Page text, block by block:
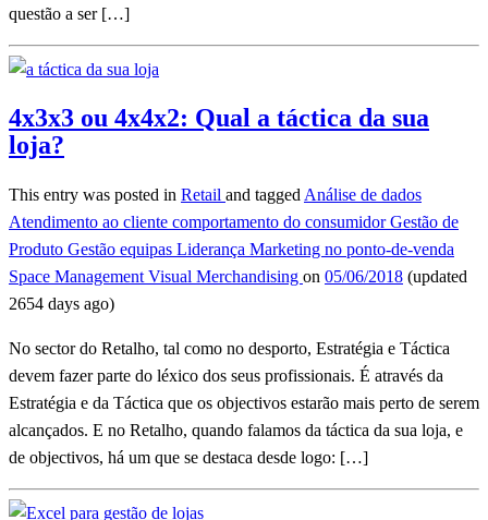
questão a ser […]
4x3x3 ou 4x4x2: Qual a táctica da sua
loja?
This entry was posted in Retail and tagged Análise de dados
Atendimento ao cliente comportamento do consumidorGestão de
Produto Gestão equipas Liderança Marketing no ponto-de-venda
Space Management Visual Merchandising on 05/06/2018 (updated
2654 days ago)
No sector do Retalho, tal como no desporto, Estratégia e Táctica
devem fazer parte do léxico dos seus profissionais. É através da
Estratégia e da Táctica que os objectivos estarão mais perto de serem
alcançados. E no Retalho, quando falamos da táctica da sua loja, e
de objectivos, há um que se destaca desde logo: […]